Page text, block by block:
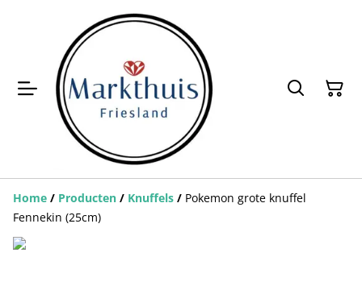
Home / Producten / Knuffels / Pokemon grote knuffel
Fennekin (25cm)